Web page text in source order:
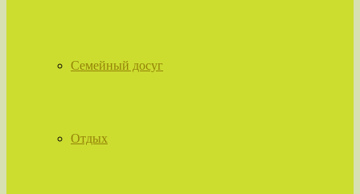
Семейный досуг
Отдых